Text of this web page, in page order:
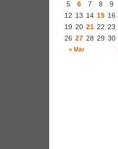
« Mar
5
6 7 8 9
12 13 14 15 16
19 20 21 22 23
26 27 28 29 30